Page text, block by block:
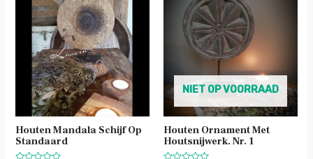
Houten Mandala Schijf Op
Standaard
NIET OP VOORRAAD
Houten Ornament Met
Houtsnijwerk. Nr. 1